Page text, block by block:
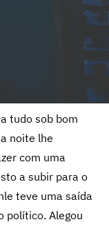
tudo sob bom
noite lhe
com uma
a subir para o
teve uma saída
político. Alegou